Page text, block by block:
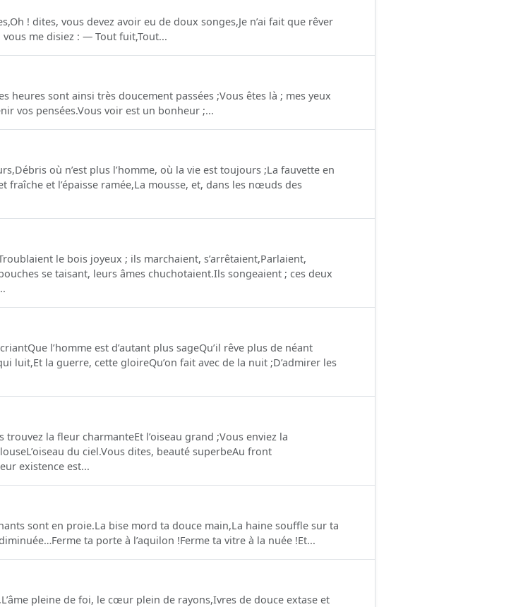
! dites, vous devez avoir eu de doux songes,Je n’ai fait que rêver
me disiez : — Tout fuit,Tout...
heures sont ainsi très doucement passées ;Vous êtes là ; mes yeux
vos pensées.Vous voir est un bonheur ;...
où n’est plus l’homme, où la vie est toujours ;La fauvette en
et l’épaisse ramée,La mousse, et, dans les nœuds des
le bois joyeux ; ils marchaient, s’arrêtaient,Parlaient,
se taisant, leurs âmes chuchotaient.Ils songeaient ; ces deux
l’homme est d’autant plus sageQu’il rêve plus de néant
luit,Et la guerre, cette gloireQu’on fait avec de la nuit ;D’admirer les
la fleur charmante Et l’oiseau grand ;Vous enviez la
L’oiseau du ciel.Vous dites, beauté superbe Au front
existence est...
sont en proie.La bise mord ta douce main,La haine souffle sur ta
ta porte à l’aquilon !Ferme ta vitre à la nuée !Et...
pleine de foi, le cœur plein de rayons,Ivres de douce extase et